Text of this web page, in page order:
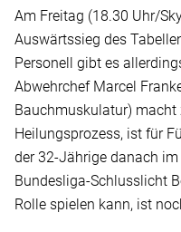
Am Freitag (18.30 Uhr/
Auswärtssieg des
Personell gibt es
Abwehrchef Marcel
Bauchmuskulatur)
Heilungsprozess, ist für
der 32-Jährige danach
Bundesliga-Schlusslicht
Rolle spielen kann, ist